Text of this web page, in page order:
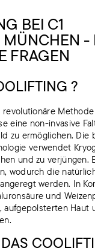
BEI C1
MÜNCHEN -
FRAGEN
?
eine non-invasive
zu ermöglichen. Die
verwendet
und zu verjüngen.
wodurch die
werden. In
und
aufgepolsterten Haut